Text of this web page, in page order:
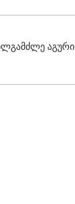
აგური